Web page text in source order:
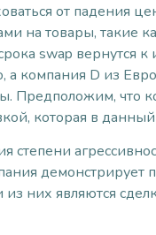
от падения
на товары, такие
swap вернутся
компания D из
Предположим, что
которая в данный
степени
демонстрирует
них являются